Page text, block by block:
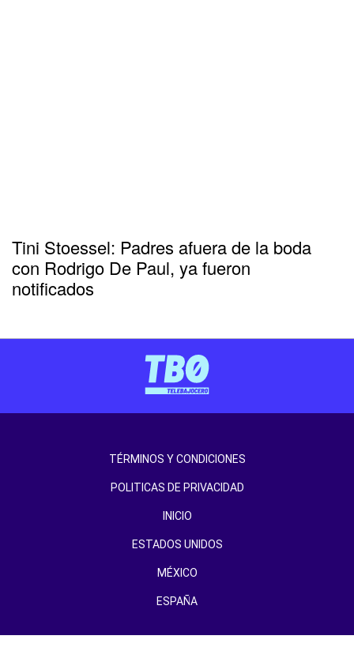
Tini Stoessel: Padres afuera de la boda
con Rodrigo De Paul, ya fueron
notificados
TÉRMINOS Y CONDICIONES
POLITICAS DE PRIVACIDAD
INICIO
ESTADOS UNIDOS
MÉXICO
ESPAÑA